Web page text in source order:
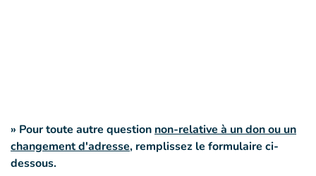
» Pour toute autre question non-relative à un don ou un
changement d'adresse, remplissez le formulaire ci-
dessous.